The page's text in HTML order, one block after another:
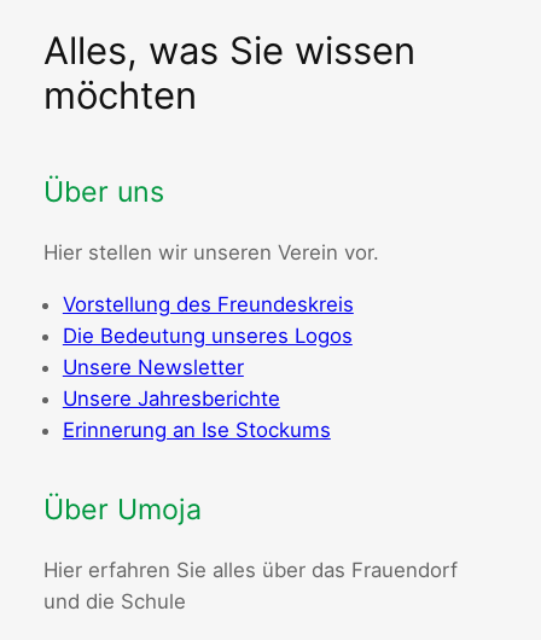
Alles, was Sie wissen
möchten
Über uns
Hier stellen wir unseren Verein vor.
Vorstellung des Freundeskreis
Die Bedeutung unseres Logos
Unsere Newsletter
Unsere Jahresberichte
Erinnerung an Ise Stockums
Über Umoja
Hier erfahren Sie alles über das Frauendorf
und die Schule